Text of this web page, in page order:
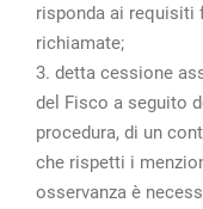
risponda ai requisiti
richiamate;
3. detta cessione
del Fisco a seguito
procedura, di un
che rispetti i
osservanza è